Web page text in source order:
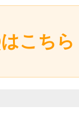
こちら